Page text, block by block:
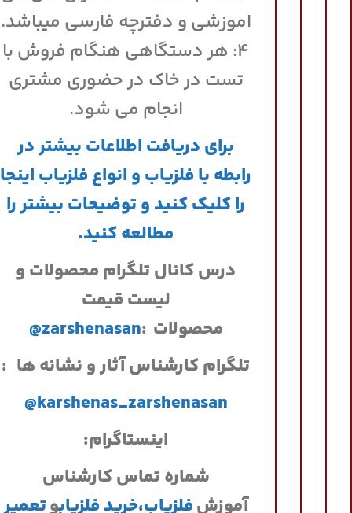
اموزشی و دفترچه فارسی میباشد.
۴: هر دستگاهی هنگام فروش با
تست در خاک در حضوری مشتری
انجام می شود.
برای دریافت اطلاعات بیشتر در
رابطه با فلزیاب و انواع فلزیاب اینجا
را کلیک کنید و توضیحات بیشتر را
مطالعه کنید.
درس کانال تلگرام محصولات و
لیست قیمت
محصولات :
@zarshenasan
تلگرام کارشناس آثار و نشانه ها :
@karshenas_zarshenasan
اینستاگرام:
شماره تماس کارشناس
آموزشفلزیاب،خرید فلزیابوتعمیر